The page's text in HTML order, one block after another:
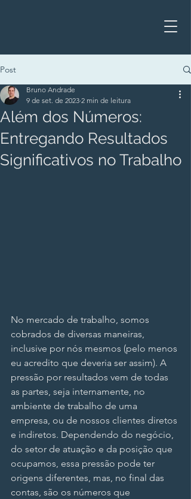
Post
Além dos Números:
Entregando Resultados
Significativos no Trabalho
Bruno Andrade
9 de set. de 2023 2 min de leitura
No mercado de trabalho, somos
cobrados de diversas maneiras,
inclusive por nós mesmos (pelo menos
eu acredito que deveria ser assim). A
pressão por resultados vem de todas
as partes, seja internamente, no
ambiente de trabalho de uma
empresa, ou de nossos clientes diretos
e indiretos. Dependendo do negócio,
do setor de atuação e da posição que
ocupamos, essa pressão pode ter
origens diferentes, mas, no final das
contas, são os números que